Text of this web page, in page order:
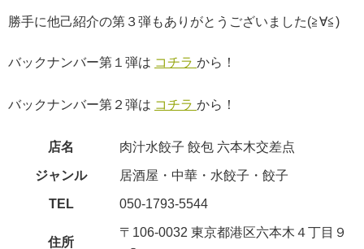
勝手に他己紹介の第３弾もありがとうございました(≧∀≦)
バックナンバー第１弾は コチラ から！
バックナンバー第２弾は コチラ から！
店名 肉汁水餃子 餃包 六本木交差点
ジャンル 居酒屋・中華・水餃子・餃子
TEL 050-1793-5544
住所
〒106-0032 東京都港区六本木４丁目９